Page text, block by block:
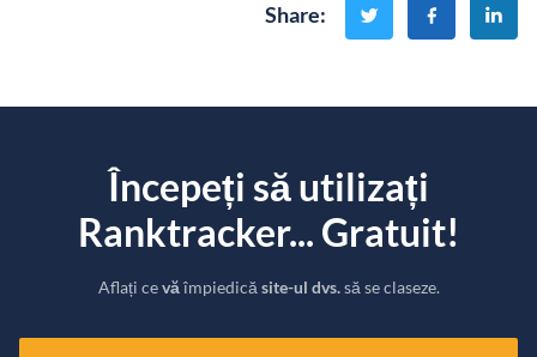
Share:
Începeți să utilizați
Ranktracker... Gratuit!
Aflați cevăîmpiedică site-ul dvs.să se claseze.